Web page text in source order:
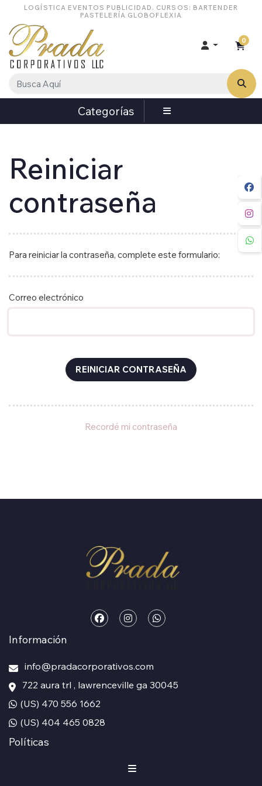
LOGÍSTICA EVENTOS PUBLICIDAD. CURSOS: BARTENDER
PASTELERÍA GLOBOFLEXIA
0
Categorías
Reiniciar
contraseña
Para reiniciar la contraseña, complete este formulario:
Correo electrónico
REINICIAR CONTRASEÑA
Recordé mi contraseña
Información
info@pradacorporativos.com
722 aura trl , lawrenceville ga 30045
(US) 470 556 1662
(US) 404 465 0828
Políticas